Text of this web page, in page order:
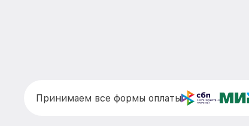
Принимаем все формы оплаты